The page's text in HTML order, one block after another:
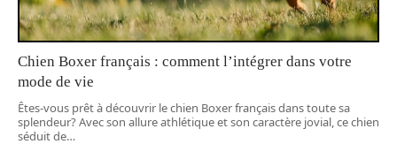
Chien Boxer français : comment l’intégrer dans votre
mode de vie
Êtes-vous prêt à découvrir le chien Boxer français dans toute sa
splendeur? Avec son allure athlétique et son caractère jovial, ce chien
séduit de…